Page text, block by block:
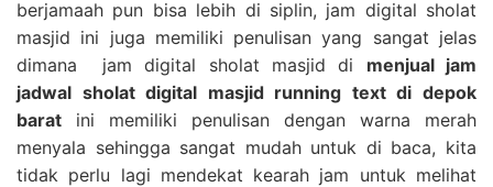
berjamaah pun bisa lebih di siplin, jam digital sholat
masjid ini juga memiliki penulisan yang sangat jelas
dimana jam digital sholat masjid di menjual jam
jadwal sholat digital masjid running text di depok
barat ini memiliki penulisan dengan warna merah
menyala sehingga sangat mudah untuk di baca, kita
tidak perlu lagi mendekat kearah jam untuk melihat